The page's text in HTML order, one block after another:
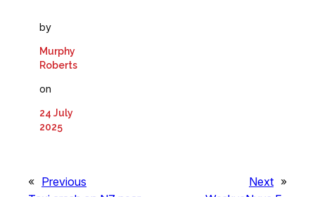
by
Murphy
Roberts
on
24 July
2025
« Previous
Next »